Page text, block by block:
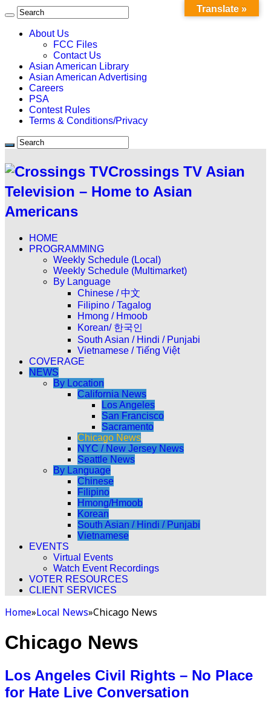
About Us
FCC Files
Contact Us
Asian American Library
Asian American Advertising
Careers
PSA
Contest Rules
Terms & Conditions/Privacy
Crossings TV Asian
Television – Home to Asian
Americans
HOME
PROGRAMMING
Weekly Schedule (Local)
Weekly Schedule (Multimarket)
By Language
Chinese / 中文
Filipino / Tagalog
Hmong / Hmoob
Korean/ 한국인
South Asian / Hindi / Punjabi
Vietnamese / Tiếng Việt
COVERAGE
NEWS
By Location
California News
Los Angeles
San Francisco
Sacramento
Chicago News
NYC / New Jersey News
Seattle News
By Language
Chinese
Filipino
Hmong/Hmoob
Korean
South Asian / Hindi / Punjabi
Vietnamese
EVENTS
Virtual Events
Watch Event Recordings
VOTER RESOURCES
CLIENT SERVICES
Home»Local News»Chicago News
Chicago News
Los Angeles Civil Rights – No Place
for Hate Live Conversation
Translate »